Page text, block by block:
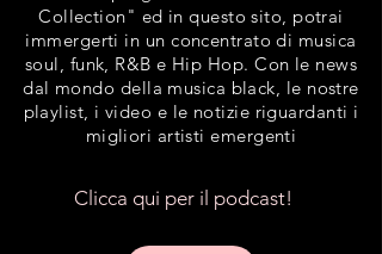
Collection" ed in questo sito, potrai
immergerti in un concentrato di musica
soul, funk, R&B e Hip Hop. Con le news
dal mondo della musica black, le nostre
playlist, i video e le notizie riguardanti i
migliori artisti emergenti
Clicca qui per il podcast!